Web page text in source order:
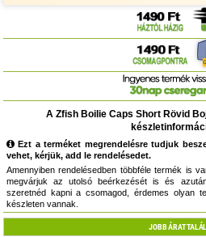
A Zfish Boilie Caps Short Rövid
Ezt a terméket megrendelésre tudjuk
vehet, kérjük, add le rendelésedet.
Amennyiben rendelésedben többféle termék is
megvárjuk az utolsó beérkezését is és
szeretnéd kapni a csomagod, érdemes olyan
készleten vannak.
JOBB ÁRAT